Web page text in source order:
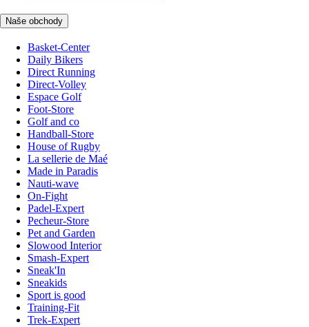
Naše obchody
Basket-Center
Daily Bikers
Direct Running
Direct-Volley
Espace Golf
Foot-Store
Golf and co
Handball-Store
House of Rugby
La sellerie de Maé
Made in Paradis
Nauti-wave
On-Fight
Padel-Expert
Pecheur-Store
Pet and Garden
Slowood Interior
Smash-Expert
Sneak'In
Sneakids
Sport is good
Training-Fit
Trek-Expert